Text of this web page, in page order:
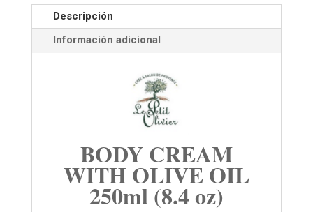
Descripción
Información adicional
BODY CREAM
WITH OLIVE OIL
250ml (8.4 oz)